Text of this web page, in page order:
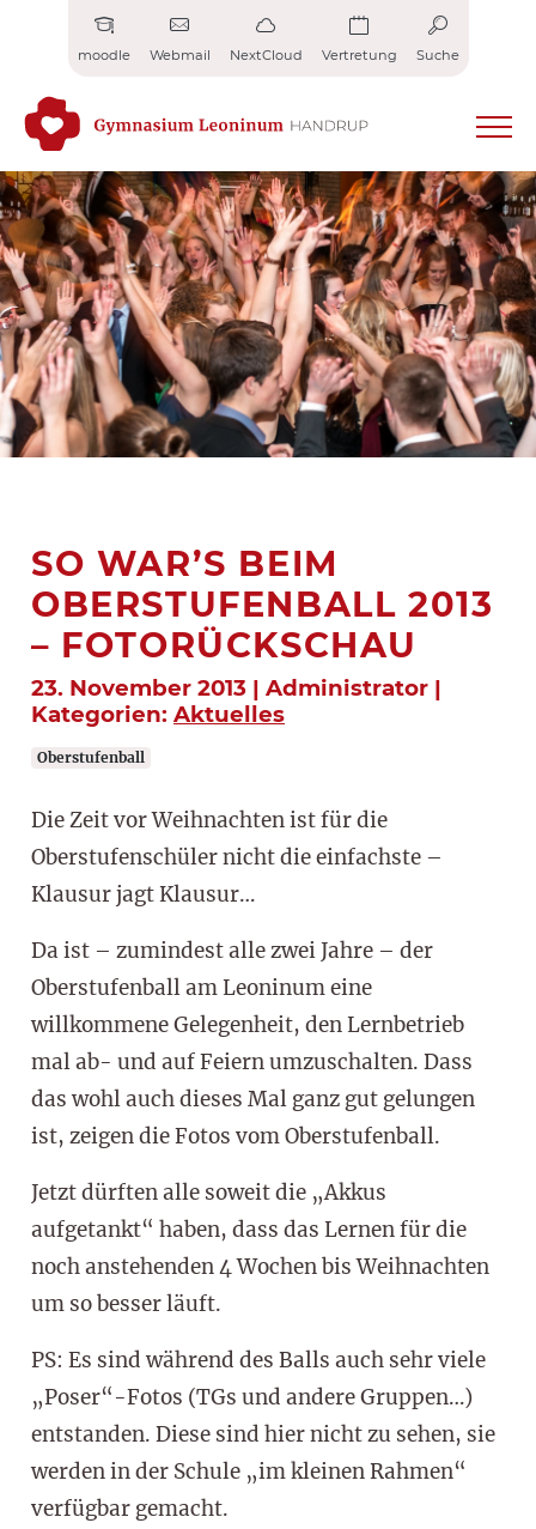
moodle Webmail NextCloud Vertretung Suche
SO WAR’S BEIM
OBERSTUFENBALL 2013
– FOTORÜCKSCHAU
23. November 2013 | Administrator |
Kategorien: Aktuelles
Oberstufenball
Die Zeit vor Weihnachten ist für die
Oberstufenschüler nicht die einfachste –
Klausur jagt Klausur…
Da ist – zumindest alle zwei Jahre – der
Oberstufenball am Leoninum eine
willkommene Gelegenheit, den Lernbetrieb
mal ab- und auf Feiern umzuschalten. Dass
das wohl auch dieses Mal ganz gut gelungen
ist, zeigen die Fotos vom Oberstufenball.
Jetzt dürften alle soweit die „Akkus
aufgetankt“ haben, dass das Lernen für die
noch anstehenden 4 Wochen bis Weihnachten
um so besser läuft.
PS: Es sind während des Balls auch sehr viele
„Poser“-Fotos (TGs und andere Gruppen…)
entstanden. Diese sind hier nicht zu sehen, sie
werden in der Schule „im kleinen Rahmen“
verfügbar gemacht.